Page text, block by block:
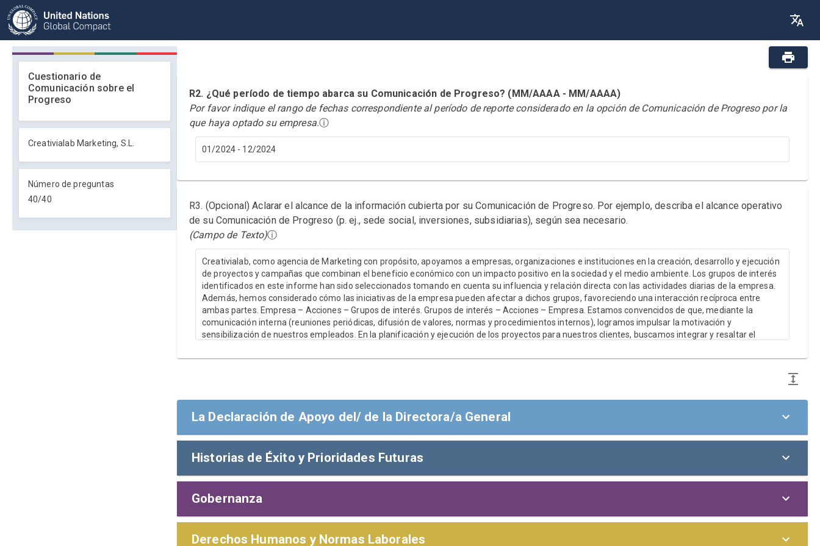
Cuestionario de
Comunicación sobre el
Progreso
Creativialab Marketing, S.L.
Número de preguntas
40/40
R2. ¿Qué período de tiempo abarca su Comunicación de Progreso? (MM/AAAA - MM/AAAA)
Por favor indique el rango de fechas correspondiente al período de reporte considerado en la opción de Comunicación de Progreso por la
que haya optado su empresa.ⓘ
01/2024 - 12/2024
R3. (Opcional) Aclarar el alcance de la información cubierta por su Comunicación de Progreso. Por ejemplo, describa el alcance operativo
de su Comunicación de Progreso (p. ej., sede social, inversiones, subsidiarias), según sea necesario.
(Campo de Texto)ⓘ
Creativialab, como agencia de Marketing con propósito, apoyamos a empresas, organizaciones e instituciones en la creación, desarrollo y ejecución
de proyectos y campañas que combinan el beneficio económico con un impacto positivo en la sociedad y el medio ambiente. Los grupos de interés
identificados en este informe han sido seleccionados tomando en cuenta su influencia y relación directa con las actividades diarias de la empresa.
Además, hemos considerado cómo las iniciativas de la empresa pueden afectar a dichos grupos, favoreciendo una interacción recíproca entre
ambas partes. Empresa – Acciones – Grupos de interés. Grupos de interés – Acciones – Empresa. Estamos convencidos de que, mediante la
comunicación interna (reuniones periódicas, difusión de valores, normas y procedimientos internos), logramos impulsar la motivación y
sensibilización de nuestros empleados. En la planificación y ejecución de los proyectos para nuestros clientes, buscamos integrar y resaltar el
extiende a la comunidad y la sociedad en general.
La Declaración de Apoyo del/ de la Directora/a General
la Declaración de apoyo del/ de la director/a general
A nuestros grupos de interés,
Me complace reafirmar que Creativialab Marketing, S.L. reafirma su apoyo a los Diez Principios del Pacto Global de Naciones
Historias de Éxito y Prioridades Futuras
S1. (Opcional) Dentro del período de presentación de este informe, ¿hay alguna iniciativa(s), proyecto(s) o política(s) de las que la
Aviso: Tales iniciativas se informan de manera espontánea y no han sido verificadas de forma independiente por el Pacto Mundial
Gobernanza
Políticas y responsabilidades
Derechos Humanos y Normas Laborales